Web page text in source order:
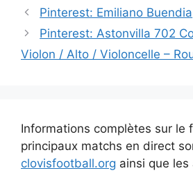
Navigation
des
Pinterest: Emiliano Buendia
Pinterest: Astonvilla 702
Violon / Alto / Violoncelle –
Informations complètes sur le
principaux matchs en direct
clovisfootball.org ainsi que